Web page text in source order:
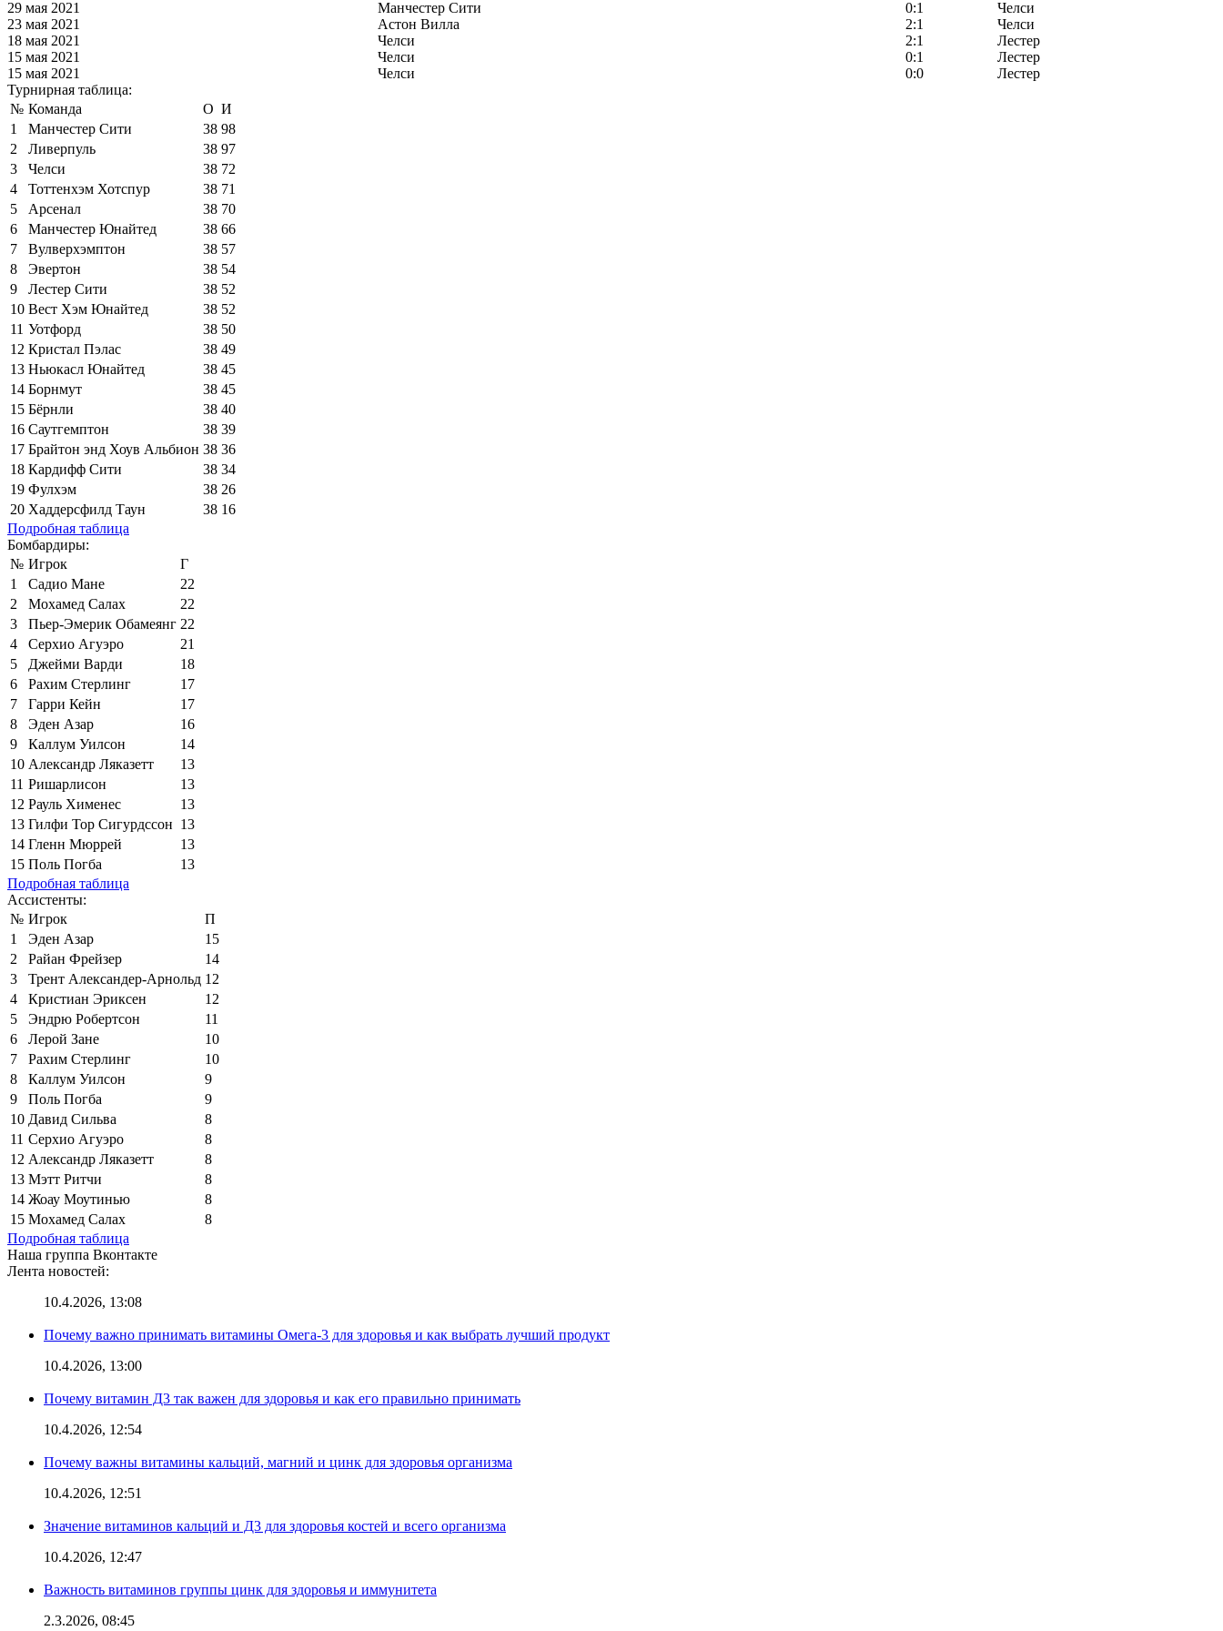
29 мая 2021
Манчестер Сити 0:1
Челси
23 мая 2021
Астон Вилла 2:1
Челси
18 мая 2021
Челси 2:1
Лестер
15 мая 2021
Челси 0:1
Лестер
15 мая 2021
Челси 0:0
Лестер
Турнирная таблица:
№ Команда О И
1
Манчестер Сити 38 98
2
Ливерпуль 38 97
3
Челси 38 72
4
Тоттенхэм Хотспур 38 71
5
Арсенал 38 70
6
Манчестер Юнайтед 38 66
7
Вулверхэмптон 38 57
8
Эвертон 38 54
9
Лестер Сити 38 52
10 Вест Хэм Юнайтед 38 52
11 Уотфорд 38 50
12 Кристал Пэлас 38 49
13 Ньюкасл Юнайтед 38 45
14 Борнмут 38 45
15 Бёрнли 38 40
16 Саутгемптон 38 39
17 Брайтон энд Хоув Альбион 38 36
18 Кардифф Сити 38 34
19 Фулхэм 38 26
20 Хаддерсфилд Таун 38 16
Подробная таблица
Бомбардиры:
№ Игрок
Г
1
Садио Мане
22
2
Мохамед Салах
22
3
Пьер-Эмерик Обамеянг 22
4
Серхио Агуэро
21
5
Джейми Варди
18
6
Рахим Стерлинг
17
7
Гарри Кейн
17
8
Эден Азар
16
9
Каллум Уилсон
14
10 Александр Ляказетт
13
11 Ришарлисон
13
12 Рауль Хименес
13
13 Гилфи Тор Сигурдссон 13
14 Гленн Мюррей
13
15 Поль Погба
13
Подробная таблица
Ассистенты:
№ Игрок
П
1
Эден Азар
15
2
Райан Фрейзер
14
3
Трент Александер-Арнольд 12
4
Кристиан Эриксен
12
5
Эндрю Робертсон
11
6
Лерой Зане
10
7
Рахим Стерлинг
10
8
Каллум Уилсон
9
9
Поль Погба
9
10 Давид Сильва
8
11 Серхио Агуэро
8
12 Александр Ляказетт
8
13 Мэтт Ритчи
8
14 Жоау Моутинью
8
15 Мохамед Салах
8
Подробная таблица
Наша группа Вконтакте
Лента новостей:
10.4.2026, 13:08
Почему важно принимать витамины Омега-3 для здоровья и как выбрать лучший продукт
10.4.2026, 13:00
Почему витамин Д3 так важен для здоровья и как его правильно принимать
10.4.2026, 12:54
Почему важны витамины кальций, магний и цинк для здоровья организма
10.4.2026, 12:51
Значение витаминов кальций и Д3 для здоровья костей и всего организма
10.4.2026, 12:47
Важность витаминов группы цинк для здоровья и иммунитета
2.3.2026, 08:45